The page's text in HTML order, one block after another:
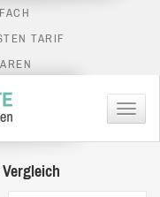
TARIF
Menü